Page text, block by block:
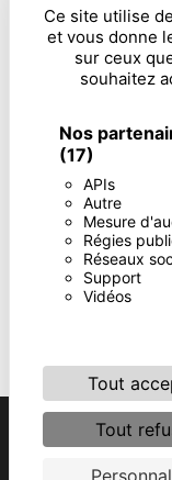
Ce site utilise
et vous donne
sur ceux
souhaitez
Nos
(17)
APIs
Autre
Mesure
Régies
Réseaux
Support
Vidéos
Tout
Tout
En cochant
particulières
** Les données
vous contacter. Elles
Vous disposez de
portabilité, de
moment et du droit
contrôle, ainsi que
pouvez exercer ces
justificatif d'identité
données pendant la
prescription légale aux
Vistalid- 2026 -